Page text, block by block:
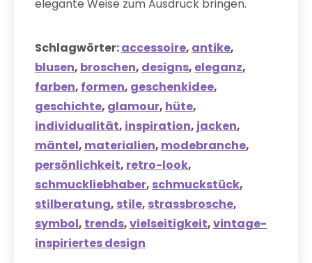
elegante Weise zum Ausdruck bringen.
Schlagwörter:accessoire, antike,
blusen, broschen, designs, eleganz,
farben, formen, geschenkidee,
geschichte, glamour, hüte,
individualität, inspiration, jacken,
mäntel, materialien, modebranche,
persönlichkeit, retro-look,
schmuckliebhaber, schmuckstück,
stilberatung, stile, strassbrosche,
symbol, trends,vielseitigkeit,vintage-
inspiriertes design